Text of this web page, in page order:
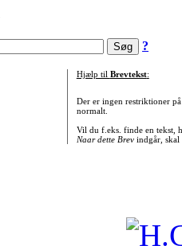
?
Hjælp til Brevtekst:
Der er ingen restriktioner
normalt.
Vil du f.eks. finde en tekst,
Naar dette Brevindgår, skal